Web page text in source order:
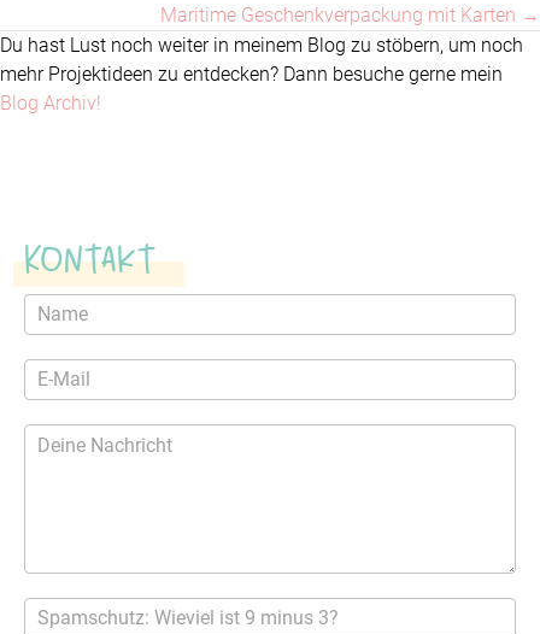
navigationMaritime Geschenkverpackung mit Karten →
Du hast Lust noch weiter in meinem Blog zu stöbern, um noch
mehr Projektideen zu entdecken? Dann besuche gerne mein
Blog Archiv!
Kontakt
Kontaktformular